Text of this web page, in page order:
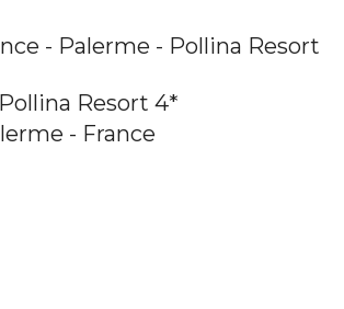
- Palerme - Pollina Resort
Resort 4*
- France